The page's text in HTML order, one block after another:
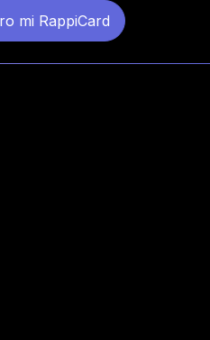
mi RappiCard